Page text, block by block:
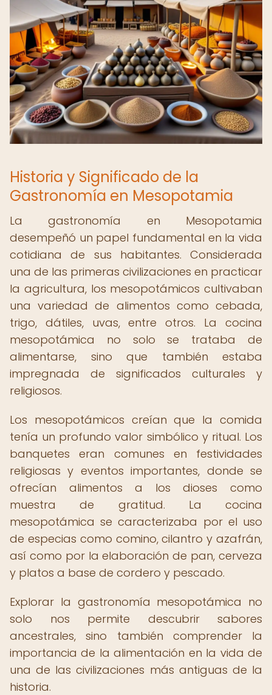
Historia y Significado de la
Gastronomía en Mesopotamia
La gastronomía en Mesopotamia
desempeñó un papel fundamental en la vida
cotidiana de sus habitantes. Considerada
una de las primeras civilizaciones en practicar
la agricultura, los mesopotámicos cultivaban
una variedad de alimentos como cebada,
trigo, dátiles, uvas, entre otros. La cocina
mesopotámica no solo se trataba de
alimentarse, sino que también estaba
impregnada de significados culturales y
religiosos.
Los mesopotámicos creían que la comida
tenía un profundo valor simbólico y ritual. Los
banquetes eran comunes en festividades
religiosas y eventos importantes, donde se
ofrecían alimentos a los dioses como
muestra de gratitud. La cocina
mesopotámica se caracterizaba por el uso
de especias como comino, cilantro y azafrán,
así como por la elaboración de pan, cerveza
y platos a base de cordero y pescado.
Explorar la gastronomía mesopotámica no
solo nos permite descubrir sabores
ancestrales, sino también comprender la
importancia de la alimentación en la vida de
una de las civilizaciones más antiguas de la
historia.